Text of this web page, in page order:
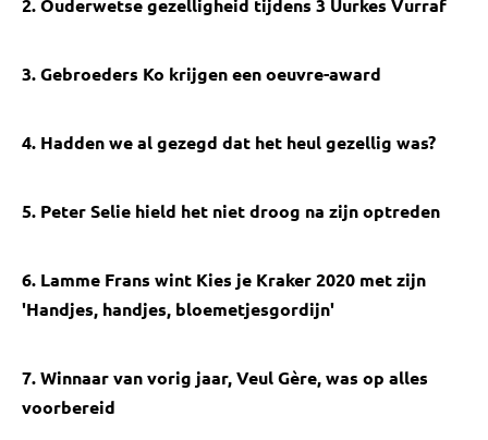
2. Ouderwetse gezelligheid tijdens 3 Uurkes Vurraf
3. Gebroeders Ko krijgen een oeuvre-award
4. Hadden we al gezegd dat het heul gezellig was?
5. Peter Selie hield het niet droog na zijn optreden
6. Lamme Frans wint Kies je Kraker 2020 met zijn
'Handjes, handjes, bloemetjesgordijn'
7. Winnaar van vorig jaar, Veul Gère, was op alles
voorbereid